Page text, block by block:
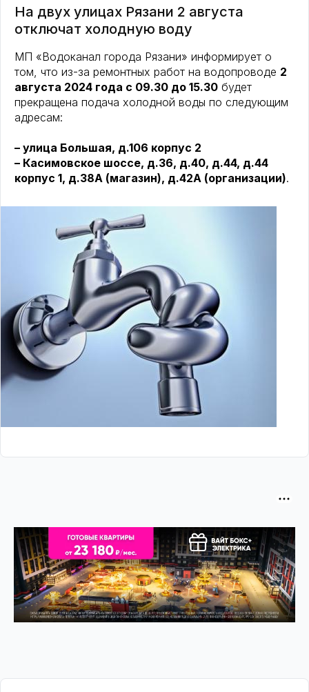
На двух улицах Рязани 2 августа
отключат холодную воду
МП «Водоканал города Рязани» информирует о
том, что из-за ремонтных работ на водопроводе 2
августа 2024 года c 09.30 до 15.30 будет
прекращена подача холодной воды по следующим
адресам:
– улица Большая, д.106 корпус 2
– Касимовское шоссе, д.36, д.40, д.44, д.44
корпус 1, д.38А (магазин), д.42А (организации).